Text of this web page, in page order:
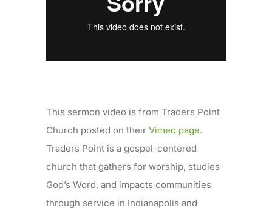
This sermon video is from Traders Point
Church posted on theirVimeo page.
Traders Point is a gospel-centered
church that gathers for worship, studies
God’s Word, and impacts communities
through service in Indianapolis and